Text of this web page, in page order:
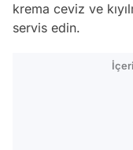
krema ceviz ve
servis edin.